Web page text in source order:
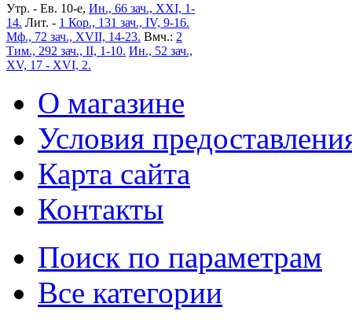
Утр. - Ев. 10-е, Ин., 66 зач., XXI, 1-
14. Лит. - 1 Кор., 131 зач., IV, 9-16.
Мф., 72 зач., XVII, 14-23. Вмч.: 2
Тим., 292 зач., II, 1-10. Ин., 52 зач.,
XV, 17 - XVI, 2.
О магазине
Условия
Карта сайта
Контакты
Поиск по параметрам
Все категории